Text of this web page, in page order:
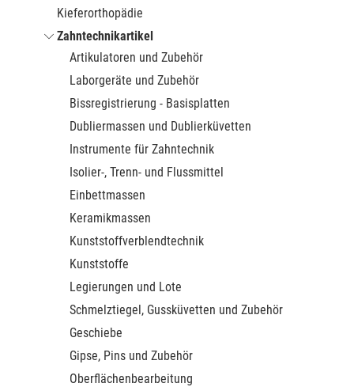
Kieferorthopädie
Zahntechnikartikel
Artikulatoren und Zubehör
Laborgeräte und Zubehör
Bissregistrierung - Basisplatten
Dubliermassen und Dublierküvetten
Instrumente für Zahntechnik
Isolier-, Trenn- und Flussmittel
Einbettmassen
Keramikmassen
Kunststoffverblendtechnik
Kunststoffe
Legierungen und Lote
Schmelztiegel, Gussküvetten und Zubehör
Geschiebe
Gipse, Pins und Zubehör
Oberflächenbearbeitung